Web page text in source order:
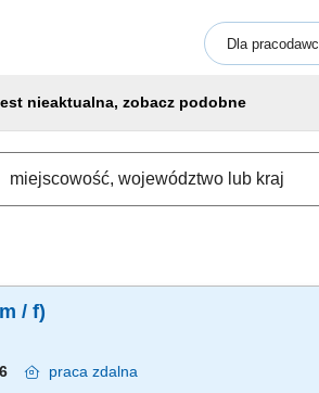
Dla
nieaktualna, zobacz podobne
/ f)
96 praca zdalna